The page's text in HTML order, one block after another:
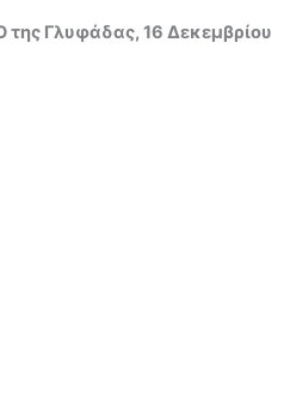
Γλυφάδας, 16 Δεκεμβρίου